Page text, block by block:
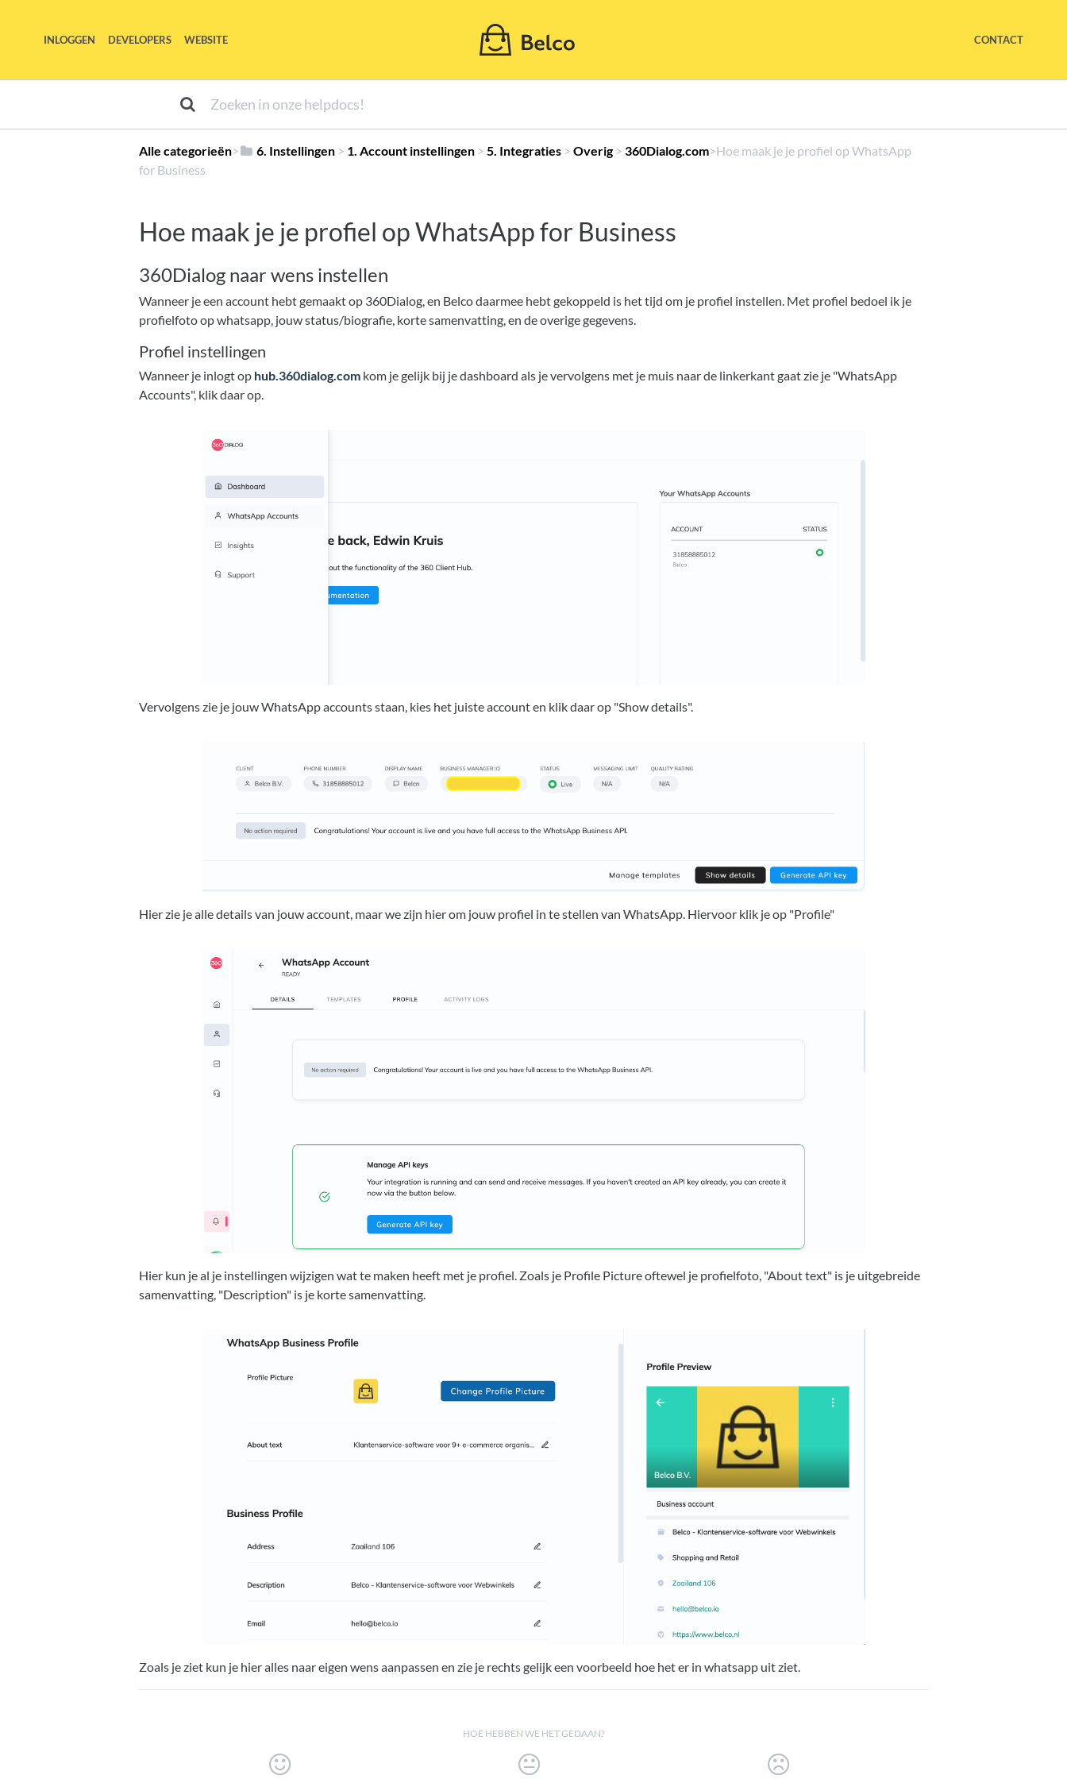
INLOGGEN DEVELOPERS WEBSITE CONTACT
Alle categorieën​>​ ​6. Instellingen​ > ​ ​1. Account instellingen​ > ​ ​5. Integraties​ > ​ ​Overig​ > ​ ​360Dialog.com​>​ Hoe maak je je profiel op WhatsApp
for Business
Hoe maak je je profiel op WhatsApp for Business
360Dialog naar wens instellen
Wanneer je een account hebt gemaakt op 360Dialog, en Belco daarmee hebt gekoppeld is het tijd om je profiel instellen. Met profiel bedoel ik je
profielfoto op whatsapp, jouw status/biografie, korte samenvatting, en de overige gegevens.
Profiel instellingen
Wanneer je inlogt op hub.360dialog.comkom je gelijk bij je dashboard als je vervolgens met je muis naar de linkerkant gaat zie je "WhatsApp
Accounts", klik daar op.
Vervolgens zie je jouw WhatsApp accounts staan, kies het juiste account en klik daar op "Show details".
Hier zie je alle details van jouw account, maar we zijn hier om jouw profiel in te stellen van WhatsApp. Hiervoor klik je op "Profile"
Hier kun je al je instellingen wijzigen wat te maken heeft met je profiel. Zoals je Profile Picture oftewel je profielfoto, "About text" is je uitgebreide
samenvatting, "Description" is je korte samenvatting.
Zoals je ziet kun je hier alles naar eigen wens aanpassen en zie je rechts gelijk een voorbeeld hoe het er in whatsapp uit ziet.
HOE HEBBEN WE HET GEDAAN?